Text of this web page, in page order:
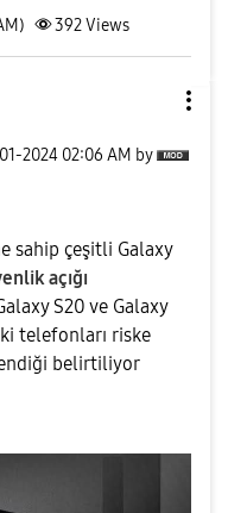
392Views
2024 02:06 AM by
sahip çeşitli Galaxy
açığı
S20 ve Galaxy
telefonları riske
belirtiliyor